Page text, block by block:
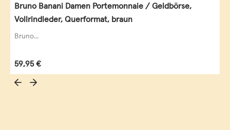
Bruno Banani Damen Portemonnaie / Geldbörse,
Vollrindleder, Querformat, braun
Bruno...
Regulärer Preis:
59,95 €